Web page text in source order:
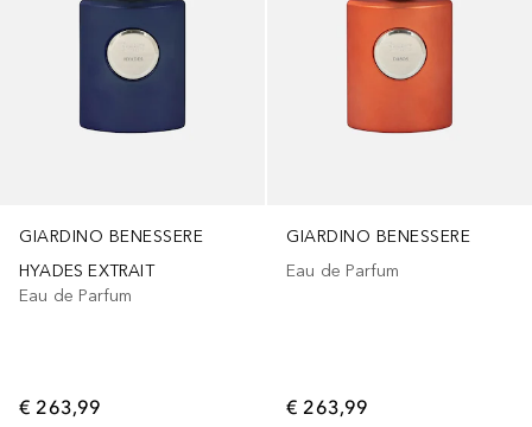
GIARDINO BENESSERE
HYADES EXTRAIT
Eau de Parfum
€ 263,99
GIARDINO BENESSERE
Eau de Parfum
€ 263,99